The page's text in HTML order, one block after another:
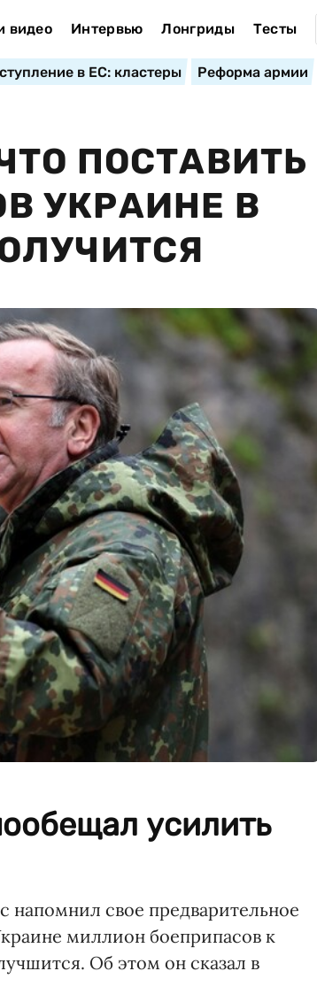
видео Интервью Лонгриды Тесты
в ЕС: кластеры Реформа армии
ПОСТАВИТЬ
УКРАИНЕ В
усилить
свое предварительное
миллион боеприпасов к
Об этом он сказал в